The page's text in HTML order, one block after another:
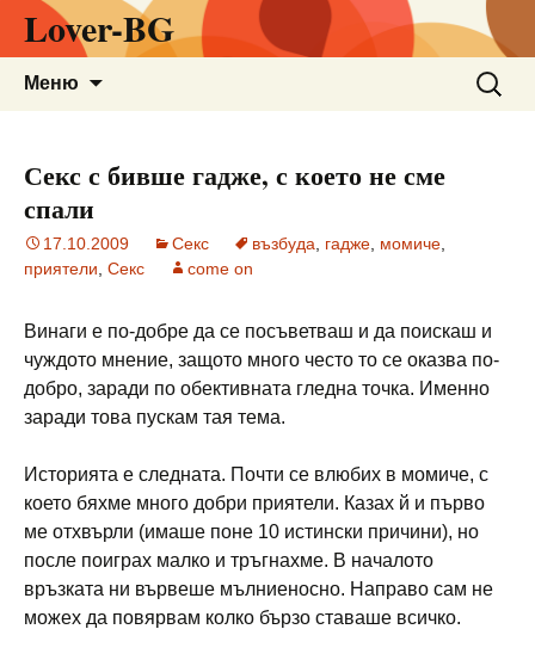
Lover-BG
Меню
за:
Секс с бивше гадже, с което не сме
спали
17.10.2009 Секс възбуда гадже момиче
приятели Секс come on
Винаги е по-добре да се посъветваш и да поискаш и
чуждото мнение, защото много често то се оказва по-
добро, заради по обективната гледна точка. Именно
заради това пускам тая тема.
Историята е следната. Почти се влюбих в момиче, с
което бяхме много добри приятели. Казах й и първо
ме отхвърли (имаше поне 10 истински причини), но
после поиграх малко и тръгнахме. В началото
връзката ни вървеше мълниеносно. Направо сам не
можех да повярвам колко бързо ставаше всичко.